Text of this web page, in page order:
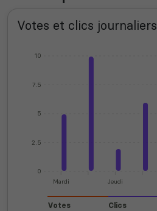
Votes et clics journaliers
0
2.5
5
7.5
10
Mardi Jeudi
Votes Clics